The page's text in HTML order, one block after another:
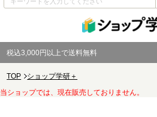
税込3,000円以上で送料無料
TOP
ショップ学研＋
当ショップでは、現在販売しておりません。